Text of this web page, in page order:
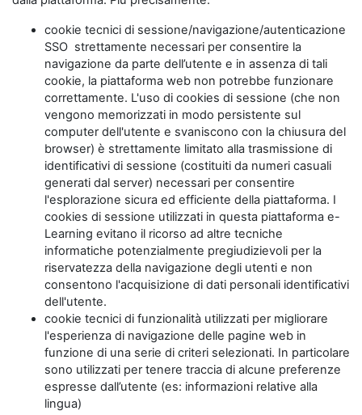
cookie tecnici di sessione/navigazione/autenticazione
SSO strettamente necessari per consentire la
navigazione da parte dell’utente e in assenza di tali
cookie, la piattaforma web non potrebbe funzionare
correttamente. L'uso di cookies di sessione (che non
vengono memorizzati in modo persistente sul
computer dell'utente e svaniscono con la chiusura del
browser) è strettamente limitato alla trasmissione di
identificativi di sessione (costituiti da numeri casuali
generati dal server) necessari per consentire
l'esplorazione sicura ed efficiente della piattaforma. I
cookies di sessione utilizzati in questa piattaforma e-
Learning evitano il ricorso ad altre tecniche
informatiche potenzialmente pregiudizievoli per la
riservatezza della navigazione degli utenti e non
consentono l'acquisizione di dati personali identificativi
dell'utente.
cookie tecnici di funzionalità utilizzati per migliorare
l'esperienza di navigazione delle pagine web in
funzione di una serie di criteri selezionati. In particolare
sono utilizzati per tenere traccia di alcune preferenze
espresse dall’utente (es: informazioni relative alla
lingua)